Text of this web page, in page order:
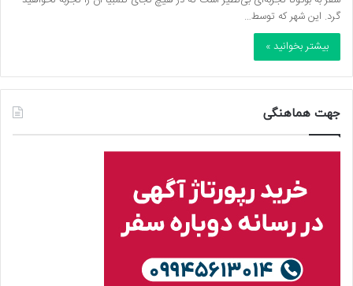
گرد. این شهر که توسط…
بیشتر بخوانید »
جهت هماهنگی